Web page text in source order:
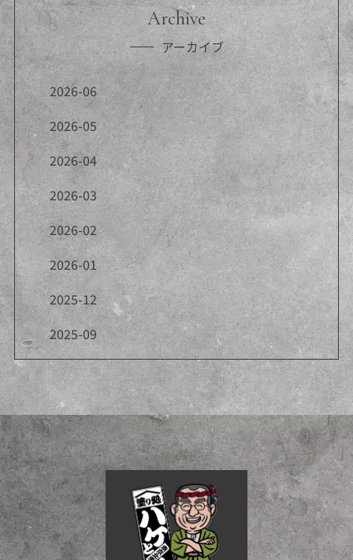
Archive
アーカイブ
2026-06
2026-05
2026-04
2026-03
2026-02
2026-01
2025-12
2025-09